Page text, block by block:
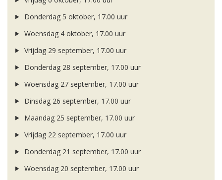
Donderdag 5 oktober, 17.00 uur
Woensdag 4 oktober, 17.00 uur
Vrijdag 29 september, 17.00 uur
Donderdag 28 september, 17.00 uur
Woensdag 27 september, 17.00 uur
Dinsdag 26 september, 17.00 uur
Maandag 25 september, 17.00 uur
Vrijdag 22 september, 17.00 uur
Donderdag 21 september, 17.00 uur
Woensdag 20 september, 17.00 uur